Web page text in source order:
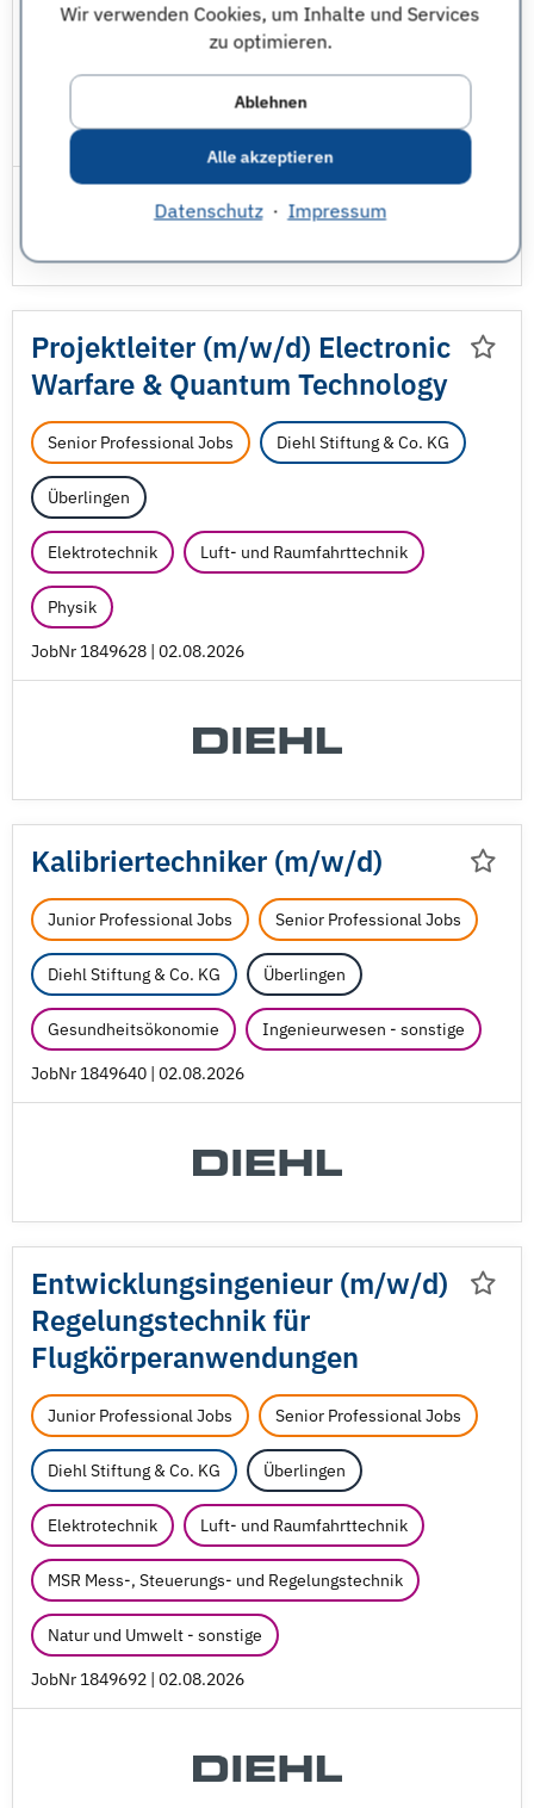
Wir verwenden Cookies, um Inhalte und Services
zu optimieren.
Ablehnen
Alle akzeptieren
Datenschutz· Impressum
Luft- und Raumfahrttechnik Maschinenbau
Natur und Umwelt - sonstige
JobNr 1849644 | 02.08.2026
Projektleiter (m/w/d) Electronic
Warfare & Quantum Technology
Senior Professional Jobs Diehl Stiftung & Co. KG
Überlingen
Elektrotechnik Luft- und Raumfahrttechnik
Physik
JobNr 1849628 | 02.08.2026
Kalibriertechniker (m/w/d)
Junior Professional Jobs Senior Professional Jobs
Diehl Stiftung & Co. KG Überlingen
Gesundheitsökonomie Ingenieurwesen - sonstige
JobNr 1849640 | 02.08.2026
Entwicklungsingenieur (m/w/d)
Regelungstechnik für
Flugkörperanwendungen
Junior Professional Jobs Senior Professional Jobs
Diehl Stiftung & Co. KG Überlingen
Elektrotechnik Luft- und Raumfahrttechnik
MSR Mess-, Steuerungs- und Regelungstechnik
Natur und Umwelt - sonstige
JobNr 1849692 | 02.08.2026